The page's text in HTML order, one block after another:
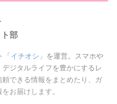
部
イチオシ」 を運営。スマホや
ジタルライフを豊かにするレ
できる情報をまとめたり、ガ
お届けします。